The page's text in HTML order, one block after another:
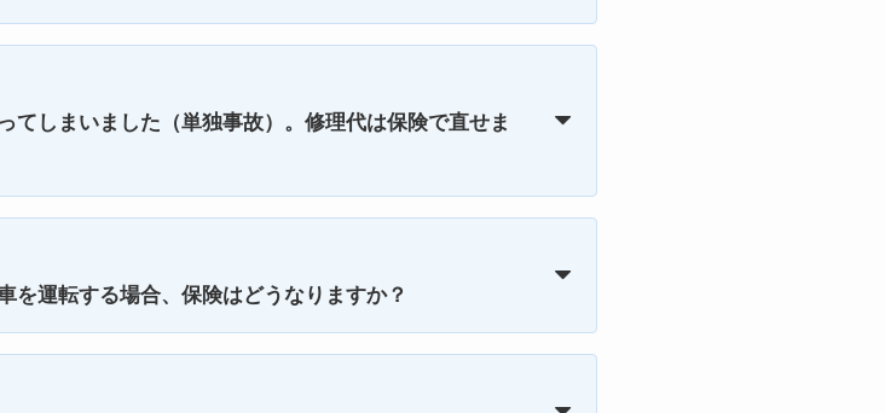
しまいました（単独事故）。修理代は保険で直せま
を運転する場合、保険はどうなりますか？